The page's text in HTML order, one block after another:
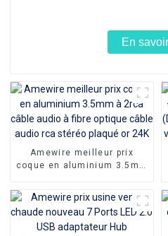
En
Amewire meilleur prix
coque en aluminium 3.5mm
optique câble audio rca
stéréo plaqué or 24K